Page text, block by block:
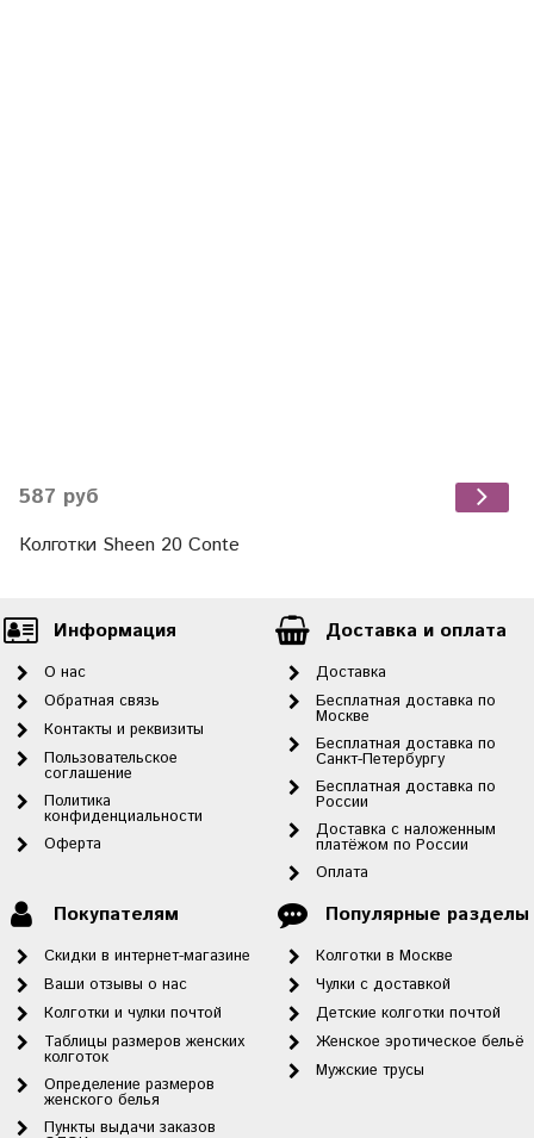
587 руб
Колготки Sheen 20 Conte
Информация
О нас
Обратная связь
Контакты и реквизиты
Пользовательское
соглашение
Политика
конфиденциальности
Оферта
Доставка и оплата
Доставка
Бесплатная доставка по
Москве
Бесплатная доставка по
Санкт-Петербургу
Бесплатная доставка по
России
Доставка с наложенным
платёжом по России
Оплата
Покупателям
Скидки в интернет-магазине
Ваши отзывы о нас
Колготки и чулки почтой
Таблицы размеров женских
колготок
Определение размеров
женского белья
Пункты выдачи заказов
Популярные разделы
Колготки в Москве
Чулки с доставкой
Детские колготки почтой
Женское эротическое бельё
Мужские трусы